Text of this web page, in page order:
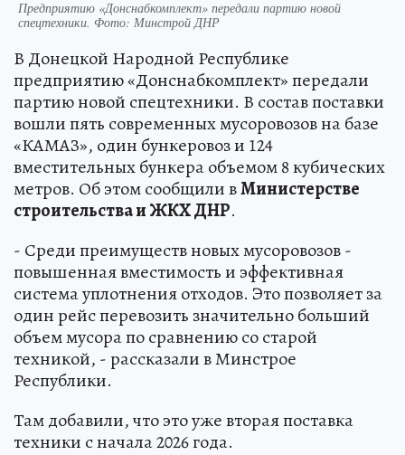
Предприятию «Донснабкомплект» передали партию новой
спецтехники. Фото: Минстрой ДНР
В Донецкой Народной Республике
предприятию «Донснабкомплект» передали
партию новой спецтехники. В состав поставки
вошли пять современных мусоровозов на базе
«КАМАЗ», один бункеровоз и 124
вместительных бункера объемом 8 кубических
метров. Об этом сообщили вМинистерстве
строительства и ЖКХ ДНР.
- Среди преимуществ новых мусоровозов -
повышенная вместимость и эффективная
система уплотнения отходов. Это позволяет за
один рейс перевозить значительно больший
объем мусора по сравнению со старой
техникой, - рассказали в Минстрое
Республики.
Там добавили, что это уже вторая поставка
техники с начала 2026 года.